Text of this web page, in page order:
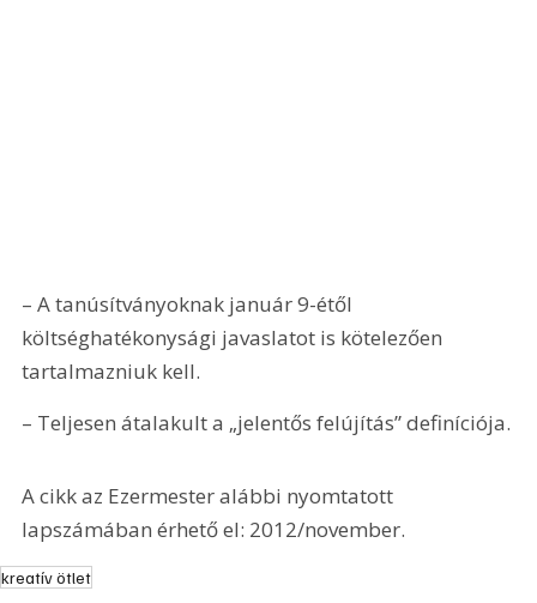
– A tanúsítványoknak január 9-étől
költséghatékonysági javaslatot is kötelezően
tartalmazniuk kell.
– Teljesen átalakult a „jelentős felújítás” definíciója.
A cikk az Ezermester alábbi nyomtatott
lapszámában érhető el: 2012/november.
kreatív ötlet